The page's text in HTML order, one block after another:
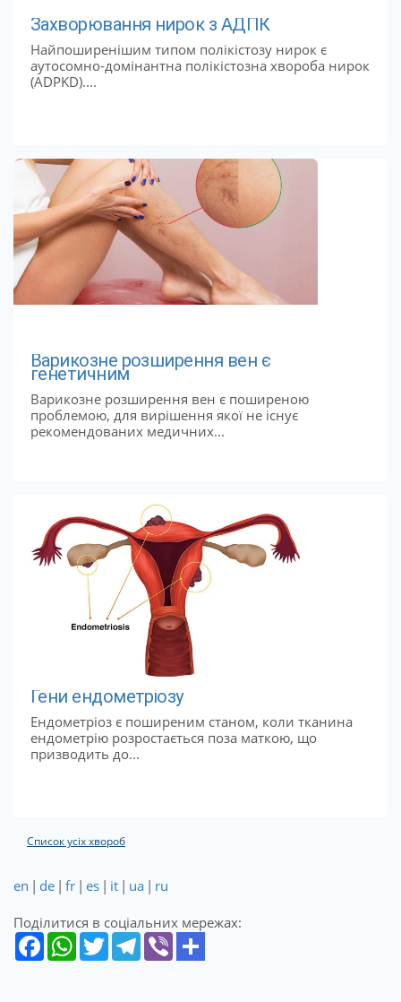
Захворювання нирок з АДПК
Найпоширенішим типом полікістозу нирок є
аутосомно-домінантна полікістозна хвороба нирок
(ADPKD)....
Варикозне розширення вен є
генетичним
Варикозне розширення вен є поширеною
проблемою, для вирішення якої не існує
рекомендованих медичних...
Гени ендометріозу
Ендометріоз є поширеним станом, коли тканина
ендометрію розростається поза маткою, що
призводить до...
Список усіх хвороб
en | de | fr | es | it | ua | ru
Поділитися в соціальних мережах: